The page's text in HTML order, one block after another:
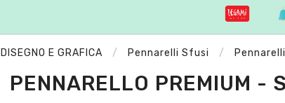
DISEGNO E GRAFICA Pennarelli Sfusi
PENNARELLO PREMIUM -